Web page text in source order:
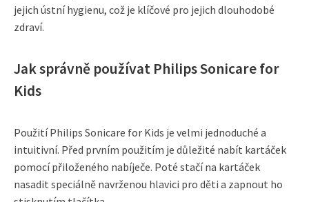
jejich ústní hygienu, což je klíčové pro jejich dlouhodobé
zdraví.
Jak správně používat Philips Sonicare for
Kids
Použití Philips Sonicare for Kids je velmi jednoduché a
intuitivní. Před prvním použitím je důležité nabít kartáček
pomocí přiloženého nabíječe. Poté stačí na kartáček
nasadit speciálně navrženou hlavici pro děti a zapnout ho